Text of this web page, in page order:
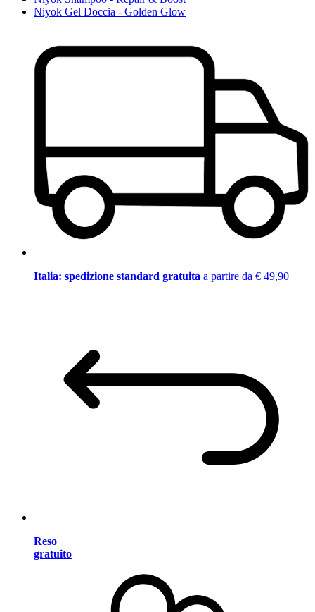
Niyok Gel Doccia - Golden Glow
Italia: spedizione standard gratuita a partire da € 49,90
Reso
gratuito